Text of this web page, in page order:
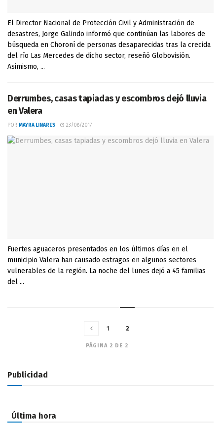
El Director Nacional de Protección Civil y Administración de
desastres, Jorge Galindo informó que continúan las labores de
búsqueda en Choroní de personas desaparecidas tras la crecida
del río Las Mercedes de dicho sector, reseñó Globovisión.
Asimismo, ...
Derrumbes, casas tapiadas y escombros dejó lluvia
en Valera
POR MAYRA LINARES 23/08/2017
Fuertes aguaceros presentados en los últimos días en el
municipio Valera han causado estragos en algunos sectores
vulnerables de la región. La noche del lunes dejó a 45 familias
del ...
PÁGINA 2 DE 2
1 2
Publicidad
Última hora